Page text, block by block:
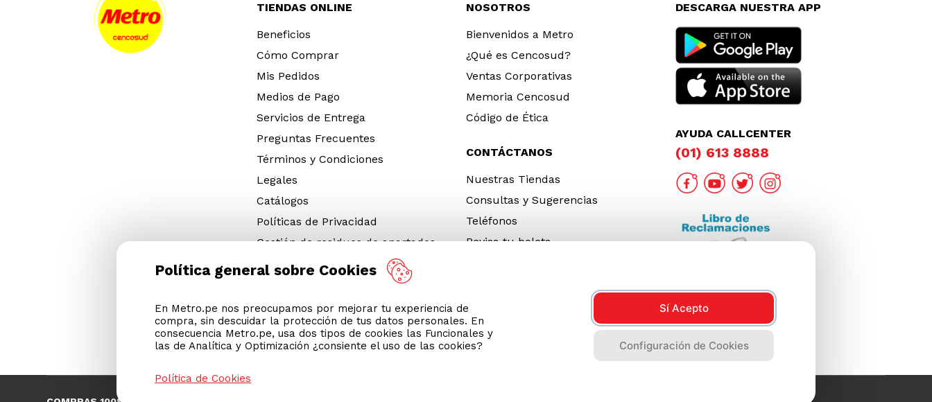
TIENDAS ONLINE
Beneficios
Cómo Comprar
Mis Pedidos
Medios de Pago
Servicios de Entrega
Preguntas Frecuentes
Términos y Condiciones
Legales
Catálogos
Políticas de Privacidad
Gestión de residuos de apartados
Gestión de Neumáticos Fuera de Uso
Descargar App
Cyber Metro 2026
NOSOTROS
Bienvenidos a Metro
¿Qué es Cencosud?
Ventas Corporativas
Memoria Cencosud
Código de Ética
CONTÁCTANOS
Nuestras Tiendas
Consultas y Sugerencias
Teléfonos
Revisa tu boleta
DESCARGA NUESTRA APP
AYUDA CALLCENTER
(01) 613 8888
Política general sobre Cookies
En Metro.pe nos preocupamos por mejorar tu experiencia de
compra, sin descuidar la protección de tus datos personales. En
consecuencia Metro.pe, usa dos tipos de cookies las Funcionales y
las de Analítica y Optimización ¿consiente el uso de las cookies?
Sí Acepto
Configuración de Cookies
Política de Cookies